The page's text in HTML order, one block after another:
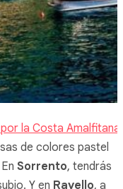
la Costa Amalfitana
de colores pastel
Sorrento, tendrás
Y en Ravello, a